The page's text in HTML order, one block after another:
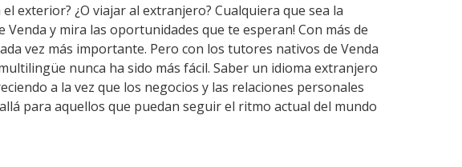
exterior? ¿O viajar al extranjero? Cualquiera que sea la
y mira las oportunidades que te esperan! Con más de
vez más importante. Pero con los tutores nativos de Venda
nunca ha sido más fácil. Saber un idioma extranjero
a la vez que los negocios y las relaciones personales
para aquellos que puedan seguir el ritmo actual del mundo